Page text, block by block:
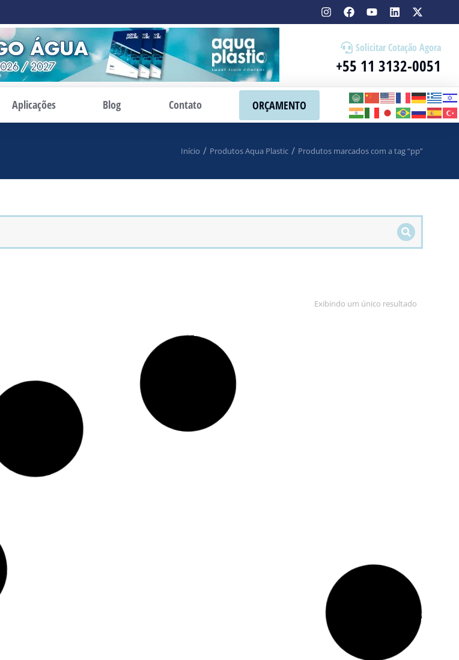
Solicitar Cotação Agora
+55 11 3132-0051
Aplicações Blog Contato ORÇAMENTO
Início Produtos Aqua Plastic Produtos marcados com a tag “pp”
Exibindo um único resultado